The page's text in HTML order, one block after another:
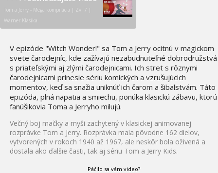
Tom a Jerry - Mega kompilácia | Zv. 7 |
Warner Klasika
V epizóde "Witch Wonder!" sa Tom a Jerry ocitnú v magickom
svete čarodejníc, kde zažívajú nezabudnuteľné dobrodružstvá
s priateľskými aj zlými čarodejnicami. Ich stret s rôznymi
čarodejnicami prinesie sériu komických a vzrušujúcich
momentov, keď sa snažia uniknúť ich čarom a šibalstvám. Táto
epizóda, plná napätia a smiechu, ponúka klasickú zábavu, ktorú
fanúšikovia Toma a Jerryho milujú.
Večný boj mačky a myši zachytený v klasickej animovanej
rozprávke Tom a Jerry. Rozprávka mala pôvodne 162 dielov,
vytvorených v rokoch 1940 až 1967, ale neskôr bola oživená a
dostala ako ďalšie časti, tak aj sériu Tom a Jerry Kids.
Páčilo sa vám video?